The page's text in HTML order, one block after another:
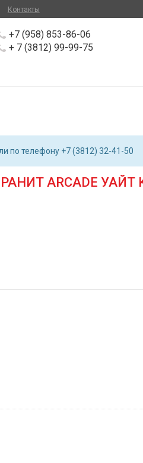
Контакты
+7 (958) 853-86-06
+ 7 (3812) 99-99-75
по телефону +7 (3812) 32-41-50
ARCADE УАЙТ